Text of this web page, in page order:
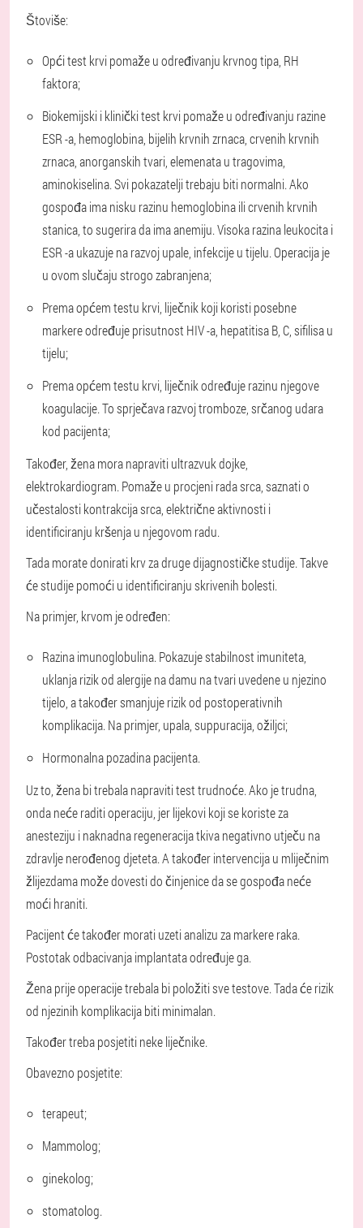
Štoviše:
Opći test krvi pomaže u određivanju krvnog tipa, RH
faktora;
Biokemijski i klinički test krvi pomaže u određivanju razine
ESR -a, hemoglobina, bijelih krvnih zrnaca, crvenih krvnih
zrnaca, anorganskih tvari, elemenata u tragovima,
aminokiselina. Svi pokazatelji trebaju biti normalni. Ako
gospođa ima nisku razinu hemoglobina ili crvenih krvnih
stanica, to sugerira da ima anemiju. Visoka razina leukocita i
ESR -a ukazuje na razvoj upale, infekcije u tijelu. Operacija je
u ovom slučaju strogo zabranjena;
Prema općem testu krvi, liječnik koji koristi posebne
markere određuje prisutnost HIV -a, hepatitisa B, C, sifilisa u
tijelu;
Prema općem testu krvi, liječnik određuje razinu njegove
koagulacije. To sprječava razvoj tromboze, srčanog udara
kod pacijenta;
Također, žena mora napraviti ultrazvuk dojke,
elektrokardiogram. Pomaže u procjeni rada srca, saznati o
učestalosti kontrakcija srca, električne aktivnosti i
identificiranju kršenja u njegovom radu.
Tada morate donirati krv za druge dijagnostičke studije. Takve
će studije pomoći u identificiranju skrivenih bolesti.
Na primjer, krvom je određen:
Razina imunoglobulina. Pokazuje stabilnost imuniteta,
uklanja rizik od alergije na damu na tvari uvedene u njezino
tijelo, a također smanjuje rizik od postoperativnih
komplikacija. Na primjer, upala, suppuracija, ožiljci;
Hormonalna pozadina pacijenta.
Uz to, žena bi trebala napraviti test trudnoće. Ako je trudna,
onda neće raditi operaciju, jer lijekovi koji se koriste za
anesteziju i naknadna regeneracija tkiva negativno utječu na
zdravlje nerođenog djeteta. A također intervencija u mliječnim
žlijezdama može dovesti do činjenice da se gospođa neće
moći hraniti.
Pacijent će također morati uzeti analizu za markere raka.
Postotak odbacivanja implantata određuje ga.
Žena prije operacije trebala bi položiti sve testove. Tada će rizik
od njezinih komplikacija biti minimalan.
Također treba posjetiti neke liječnike.
Obavezno posjetite:
terapeut;
Mammolog;
ginekolog;
stomatolog.